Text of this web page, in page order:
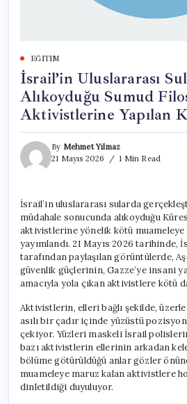
EĞITIM
İsrail’in Uluslararası
Alıkoyduğu Sumud
Aktivistlerine Yapılan
By Mehmet Yılmaz
21 Mayıs 2026
1 Min Read
İsrail’in uluslararası sularda
müdahale sonucunda alıkoyduğu
aktivistlerine yönelik kötü
yayımlandı. 21 Mayıs 2026
tarafından paylaşılan görüntülerde,
güvenlik güçlerinin, Gazze’ye insani
amacıyla yola çıkan aktivistlere kötü
Aktivistlerin, elleri bağlı şekilde,
asılı bir çadır içinde yüzüstü
çekiyor. Yüzleri maskeli İsrail
bazı aktivistlerin ellerinin arkadan
bölüme götürüldüğü anlar gözler
muameleye maruz kalan aktivistlere
dinletildiği duyuluyor.